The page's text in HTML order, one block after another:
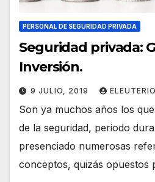
PERSONAL DE SEGURIDAD PRIVADA
Seguridad privada:
Inversión.
9 JULIO, 2019
Son ya muchos años los
de la seguridad, periodo
presenciado numerosas
conceptos, quizás opuestos